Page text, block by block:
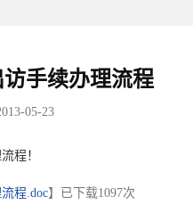
手续办理流程
05-23
程！
程.doc】已下载1097次